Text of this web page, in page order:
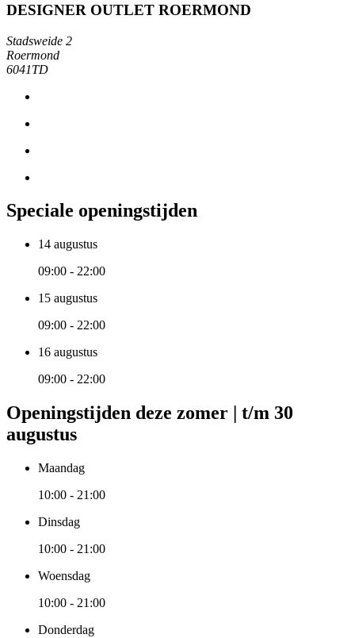
DESIGNER OUTLET ROERMOND
Stadsweide 2
Roermond
6041TD
Speciale openingstijden
14 augustus
09:00 - 22:00
15 augustus
09:00 - 22:00
16 augustus
09:00 - 22:00
Openingstijden deze zomer | t/m 30
augustus
Maandag
10:00 - 21:00
Dinsdag
10:00 - 21:00
Woensdag
10:00 - 21:00
Donderdag